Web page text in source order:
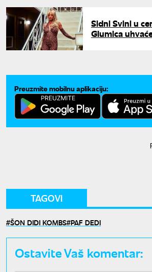
Sidni Svini u
Glumica
Preuzmite mobilnu aplikaciju:
TAGOVI
ŠON DIDI KOMBS PAF DEDI
Ostavite Vaš komentar: